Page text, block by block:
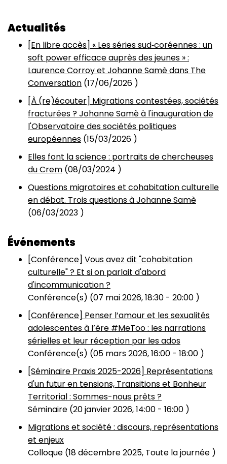
Actualités
[En libre accès] « Les séries sud‑coréennes : un
soft power efficace auprès des jeunes » :
Laurence Corroy et Johanne Samè dans The
Conversation (17/06/2026 )
[À (re)écouter] Migrations contestées, sociétés
fracturées ? Johanne Samè à l'inauguration de
l'Observatoire des sociétés politiques
européennes (15/03/2026 )
Elles font la science : portraits de chercheuses
du Crem (08/03/2024 )
Questions migratoires et cohabitation culturelle
en débat. Trois questions à Johanne Samè
(06/03/2023 )
Événements
[Conférence] Vous avez dit "cohabitation
culturelle" ? Et si on parlait d'abord
d'incommunication ?
Conférence(s) (07 mai 2026, 18:30 - 20:00 )
[Conférence] Penser l’amour et les sexualités
adolescentes à l’ère #MeToo : les narrations
sérielles et leur réception par les ados
Conférence(s) (05 mars 2026, 16:00 - 18:00 )
[Séminaire Praxis 2025-2026] Représentations
d'un futur en tensions, Transitions et Bonheur
Territorial : Sommes-nous prêts ?
Séminaire (20 janvier 2026, 14:00 - 16:00 )
Migrations et société : discours, représentations
et enjeux
Colloque (18 décembre 2025, Toute la journée )